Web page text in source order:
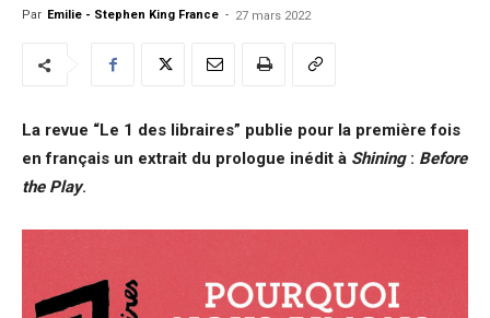
Par Emilie - Stephen King France - 27 mars 2022
La revue “Le 1 des libraires” publie pour la première fois
en français un extrait du prologue inédit à Shining: Before
the Play.